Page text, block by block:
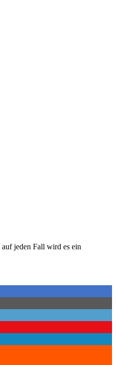
jeden Fall wird es ein